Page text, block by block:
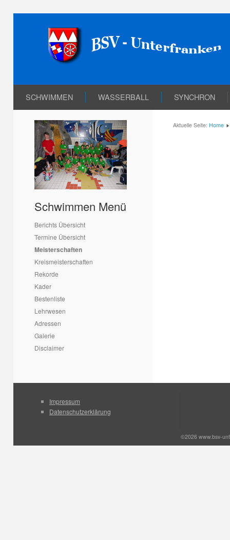
SCHWIMMEN WASSERBALL SYNCHRON
Schwimmen Menü
Berichts Übersicht
Termine Übersicht
Meisterschaften
Kreismeisterschaften
Rekorde
Kader
Bestenliste
Lehrwesen
Adressen
Galerie
Disclaimer
Aktuelle Seite: Home
Impressum
Datenschutzerklärung
©2026 www.bsv-